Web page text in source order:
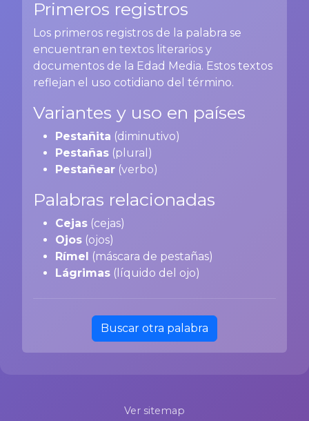
Primeros registros
Los primeros registros de la palabra se
encuentran en textos literarios y
documentos de la Edad Media. Estos textos
reflejan el uso cotidiano del término.
Variantes y uso en países
Pestañita (diminutivo)
Pestañas (plural)
Pestañear (verbo)
Palabras relacionadas
Cejas (cejas)
Ojos (ojos)
Rímel (máscara de pestañas)
Lágrimas (líquido del ojo)
Buscar otra palabra
Ver sitemap